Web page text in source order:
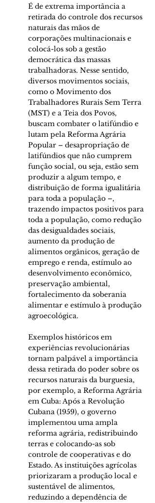
É de extrema importância a
retirada do controle dos recursos
naturais das mãos de
corporações multinacionais e
colocá-los sob a gestão
democrática das massas
trabalhadoras. Nesse sentido,
diversos movimentos sociais,
como o Movimento dos
Trabalhadores Rurais Sem Terra
(MST) e a Teia dos Povos,
buscam combater o latifúndio e
lutam pela Reforma Agrária
Popular – desapropriação de
latifúndios que não cumprem
função social, ou seja, estão sem
produzir a algum tempo, e
distribuição de forma igualitária
para toda a população –,
trazendo impactos positivos para
toda a população, como redução
das desigualdades sociais,
aumento da produção de
alimentos orgânicos, geração de
emprego e renda, estímulo ao
desenvolvimento econômico,
preservação ambiental,
fortalecimento da soberania
alimentar e estímulo à produção
agroecológica.
Exemplos históricos em
experiências revolucionárias
tornam palpável a importância
dessa retirada do poder sobre os
recursos naturais da burguesia,
por exemplo, a Reforma Agrária
em Cuba: Após a Revolução
Cubana (1959), o governo
implementou uma ampla
reforma agrária, redistribuindo
terras e colocando-as sob
controle de cooperativas e do
Estado. As instituições agrícolas
priorizaram a produção local e
sustentável de alimentos,
reduzindo a dependência de